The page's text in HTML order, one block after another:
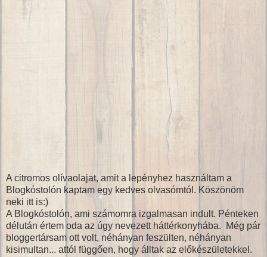
A citromos olívaolajat, amit a lepényhez használtam a
Blogkóstolón kaptam egy kedves olvasómtól. Köszönöm
neki itt is:)
A Blogkóstolón, ami számomra izgalmasan indult. Pénteken
délután értem oda az úgy nevezett háttérkonyhába. Még pár
bloggertársam ott volt, néhányan feszülten, néhányan
kisimultan... attól függően, hogy álltak az előkészületekkel.